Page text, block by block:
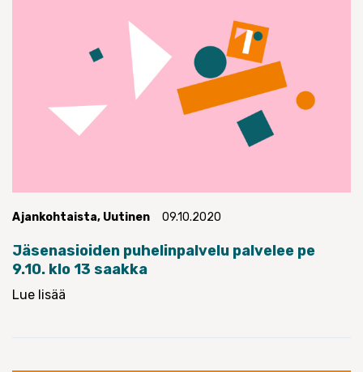
Ajankohtaista, Uutinen 09.10.2020
Jäsenasioiden puhelinpalvelu palvelee pe
9.10. klo 13 saakka
Lue lisää